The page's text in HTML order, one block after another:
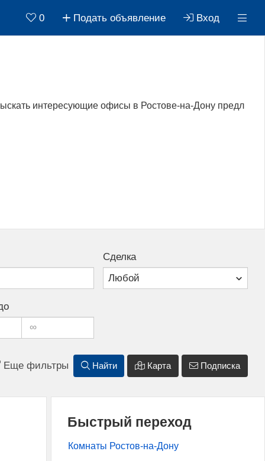
0 Подать объявление Вход
интересующие офисы в Ростове-на-Дону предл
Сделка
Еще фильтры Найти Карта Подписка
Быстрый переход
Комнаты Ростов-на-Дону